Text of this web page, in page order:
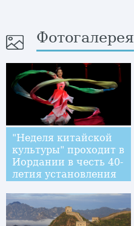
Фотогалерея
"Неделя китайской
культуры" проходит в
Иордании в честь 40-
летия установления
стран